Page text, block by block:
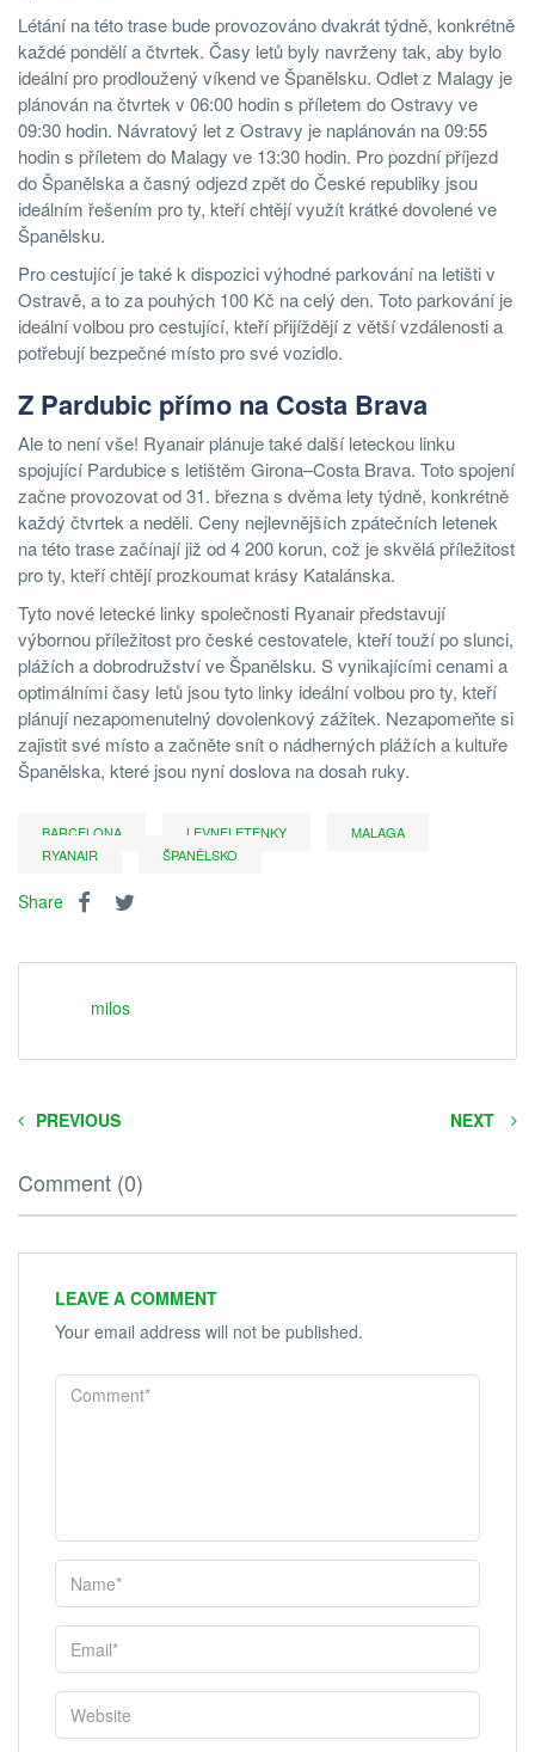
Létání na této trase bude provozováno dvakrát týdně, konkrétně
každé pondělí a čtvrtek. Časy letů byly navrženy tak, aby bylo
ideální pro prodloužený víkend ve Španělsku. Odlet z Malagy je
plánován na čtvrtek v 06:00 hodin s příletem do Ostravy ve
09:30 hodin. Návratový let z Ostravy je naplánován na 09:55
hodin s příletem do Malagy ve 13:30 hodin. Pro pozdní příjezd
do Španělska a časný odjezd zpět do České republiky jsou
ideálním řešením pro ty, kteří chtějí využít krátké dovolené ve
Španělsku.
Pro cestující je také k dispozici výhodné parkování na letišti v
Ostravě, a to za pouhých 100 Kč na celý den. Toto parkování je
ideální volbou pro cestující, kteří přijíždějí z větší vzdálenosti a
potřebují bezpečné místo pro své vozidlo.
Z Pardubic přímo na Costa Brava
Ale to není vše! Ryanair plánuje také další leteckou linku
spojující Pardubice s letištěm Girona–Costa Brava. Toto spojení
začne provozovat od 31. března s dvěma lety týdně, konkrétně
každý čtvrtek a neděli. Ceny nejlevnějších zpátečních letenek
na této trase začínají již od 4 200 korun, což je skvělá příležitost
pro ty, kteří chtějí prozkoumat krásy Katalánska.
Tyto nové letecké linky společnosti Ryanair představují
výbornou příležitost pro české cestovatele, kteří touží po slunci,
plážích a dobrodružství ve Španělsku. S vynikajícími cenami a
optimálními časy letů jsou tyto linky ideální volbou pro ty, kteří
plánují nezapomenutelný dovolenkový zážitek. Nezapomeňte si
zajistit své místo a začněte snít o nádherných plážích a kultuře
Španělska, které jsou nyní doslova na dosah ruky.
BARCELONA LEVNELETENKY
MALAGA
RYANAIR
ŠPANĚLSKO
Share
milos
PREVIOUS NEXT
Comment (0)
LEAVE A COMMENT
Your email address will not be published.